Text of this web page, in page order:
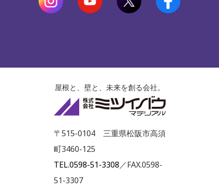
屋根と、壁と、未来を創る会社。
株式会社ミツ
〒515-0104 三重県松阪市高須
町3460-125
TEL.0598-51-3308／FAX.0598-
51-3307